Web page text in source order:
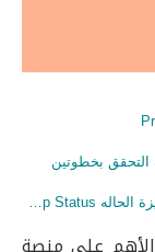
تحديث جديد لتطبيق الواتس اب WhatsApp يضيف ميزة الحاله WhatsApp Status